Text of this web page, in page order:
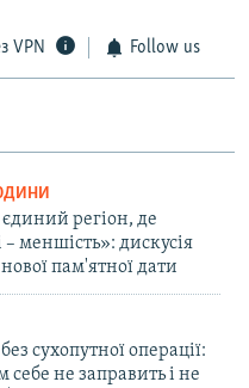
VPN Follow us
регіон, де
– меншість»: дискусія
пам'ятної дати
сухопутної операції:
себе не заправить і не